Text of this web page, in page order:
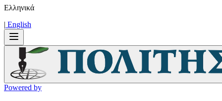
Ελληνικά
| Εnglish
Powered by